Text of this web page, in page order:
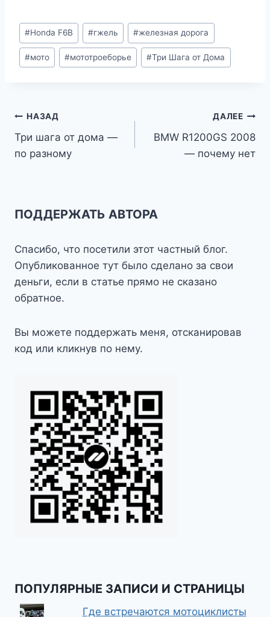
Метки
записи:
#Honda F6B #гжель #железная дорога
#мото #мототроеборье #Три Шага от Дома
Навигация
по
НАЗАД
Три шага от дома —
по разному
ДАЛЕЕ
BMW R1200GS 2008
— почему нет
ПОДДЕРЖАТЬ АВТОРА
Спасибо, что посетили этот частный блог.
Опубликованное тут было сделано за свои
деньги, если в статье прямо не сказано
обратное.
Вы можете поддержать меня, отсканировав
код или кликнув по нему.
ПОПУЛЯРНЫЕ ЗАПИСИ И СТРАНИЦЫ
Где встречаются мотоциклисты